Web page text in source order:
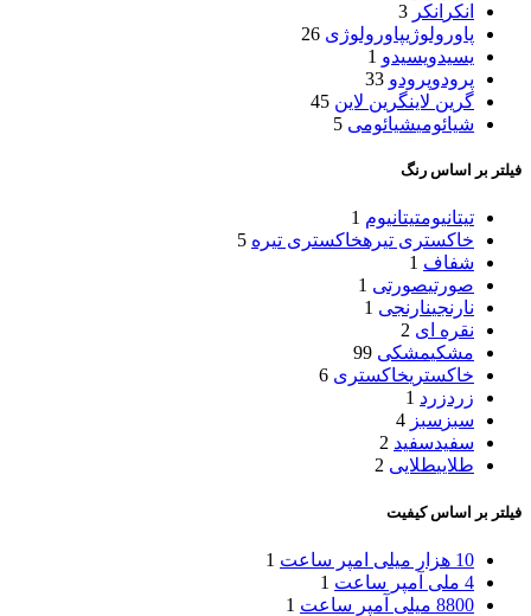
انکر انکر 3
پاورولوژیپاورولوژی 26
یسیدویسیدو 1
پرودوپرودو 33
گرین لاینگرین لاین 45
شیائومیشیائومی 5
فیلتر بر اساس رنگ
تیتانیومتیتانیوم 1
خاکستری تیرهخاکستری تیره 5
شفاف 1
صورتیصورتی 1
نارنجینارنجی 1
نقره ای 2
مشکیمشکی 99
خاکستریخاکستری 6
زردزرد 1
سبز سبز 4
سفیدسفید 2
طلاییطلایی 2
فیلتر بر اساس کیفیت
10 هزار میلی امپر ساعت
1
4 ملی آمپر ساعت
1
8800 میلی آمپر ساعت
1